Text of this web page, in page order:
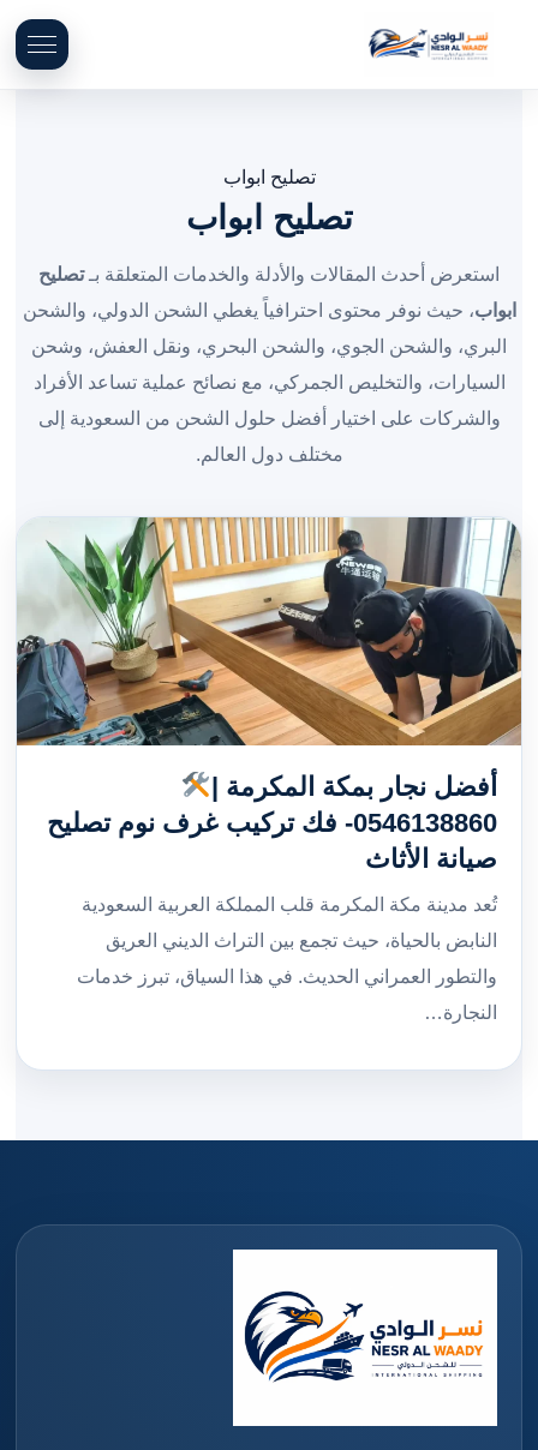
تصليح ابواب
تصليح ابواب
استعرض أحدث المقالات والأدلة والخدمات المتعلقة بـتصليح
ابواب، حيث نوفر محتوى احترافياً يغطي الشحن الدولي، والشحن
البري، والشحن الجوي، والشحن البحري، ونقل العفش، وشحن
السيارات، والتخليص الجمركي، مع نصائح عملية تساعد الأفراد
والشركات على اختيار أفضل حلول الشحن من السعودية إلى
مختلف دول العالم.
أفضل نجار بمكة المكرمة |
0546138860- فك تركيب غرف نوم تصليح
صيانة الأثاث
تُعد مدينة مكة المكرمة قلب المملكة العربية السعودية
النابض بالحياة، حيث تجمع بين التراث الديني العريق
والتطور العمراني الحديث. في هذا السياق، تبرز خدمات
النجارة…